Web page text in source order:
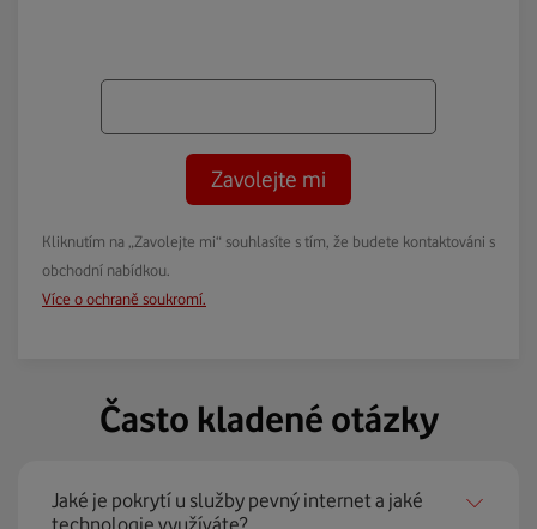
Zavolejte mi
Kliknutím na „Zavolejte mi“ souhlasíte s tím, že budete kontaktováni s
obchodní nabídkou.
Více o ochraně soukromí.
Často kladené otázky
Jaké je pokrytí u služby pevný internet a jaké
technologie využíváte?